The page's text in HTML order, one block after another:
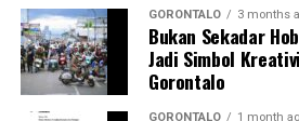
“Kehadiran mahasiswa
active case findingTBC yang
Sinergi multisektor antara
kesehatan, puskesmas, dan
GORONTALO 3 months
Bukan Sekadar
Jadi Simbol
Gorontalo
GORONTALO 1 month